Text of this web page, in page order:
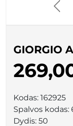
GIORGIO
Kodas: 162925
Spalvos kodas:
Dydis: 50